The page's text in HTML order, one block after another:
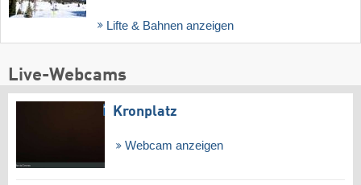
Lifte & Bahnen anzeigen
Live-Webcams
Kronplatz
Webcam anzeigen